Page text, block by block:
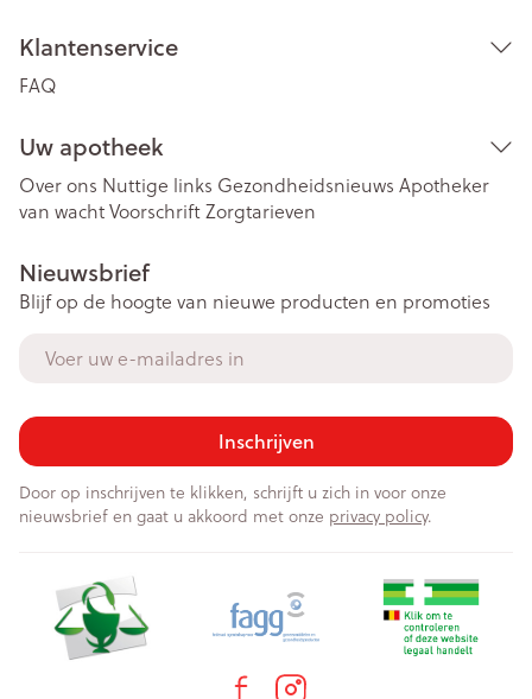
Klantenservice
FAQ
Uw apotheek
Over ons Nuttige links Gezondheidsnieuws Apotheker
van wachtVoorschriftZorgtarieven
Nieuwsbrief
Blijf op de hoogte van nieuwe producten en promoties
Inschrijven
Door op inschrijven te klikken, schrijft u zich in voor onze
nieuwsbrief en gaat u akkoord met onze privacy policy.